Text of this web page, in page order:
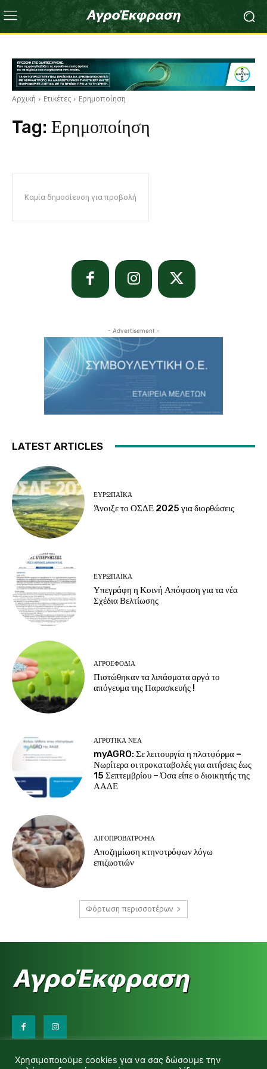
Αρχική Ετικέτες Ερημοποίηση
Tag: Ερημοποίηση
Καμία δημοσίευση για προβολή
- Advertisement -
LATEST ARTICLES
ΕΥΡΩΠΑΪΚΆ
Άνοιξε το ΟΣΔΕ 2025 για διορθώσεις
ΕΥΡΩΠΑΪΚΆ
Υπεγράφη η Κοινή Απόφαση για τα νέα
Σχέδια Βελτίωσης
ΑΓΡΟΕΦΌΔΙΑ
Πιστώθηκαν τα λιπάσματα αργά το
απόγευμα της Παρασκευής !
ΑΓΡΟΤΙΚΆ ΝΈΑ
myAGRO: Σε λειτουργία η πλατφόρμα –
Νωρίτερα οι προκαταβολές για αιτήσεις έως
15 Σεπτεμβρίου – Όσα είπε ο διοικητής της
ΑΑΔΕ
ΑΙΓΟΠΡΟΒΑΤΡΟΦΊΑ
Αποζημίωση κτηνοτρόφων λόγω
επιζωοτιών
Φόρτωση περισσοτέρων
d.makas@yahoo.gr
Χρησιμοποιούμε cookies για να σας δώσουμε την